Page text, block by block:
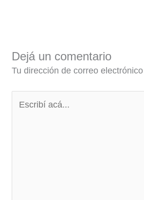
Dejá un comentario
Tu dirección de correo